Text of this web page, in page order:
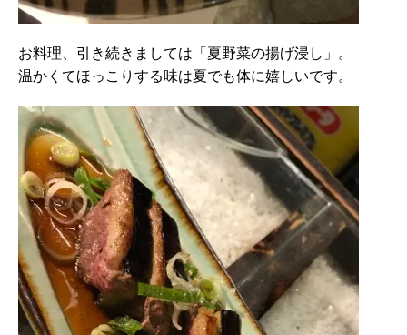
お料理、引き続きましては「夏野菜の揚げ浸し」。
温かくてほっこりする味は夏でも体に嬉しいです。